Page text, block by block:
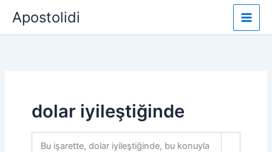
atlaApostolidi
dolar iyileştiğinde
Bu işarette, dolar iyileştiğinde, bu konuyla